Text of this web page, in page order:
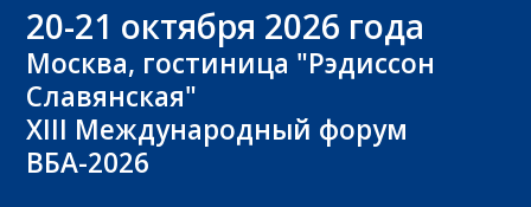
20-21 октября 2026 года
Москва, гостиница "Рэдиссон
Славянская"
XIII Международный форум
ВБА-2026